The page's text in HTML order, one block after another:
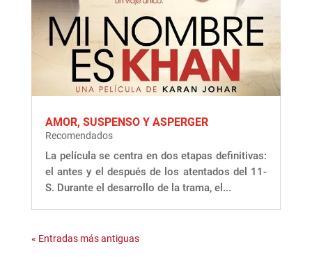
AMOR, SUSPENSO Y ASPERGER
Recomendados
La película se centra en dos etapas definitivas:
el antes y el después de los atentados del 11-
S. Durante el desarrollo de la trama, el...
« Entradas más antiguas